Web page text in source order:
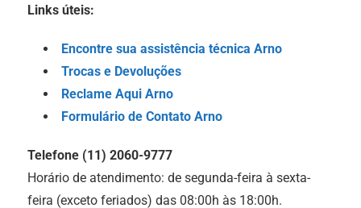
Links úteis:
Encontre sua assistência técnica Arno
Trocas e Devoluções
Reclame Aqui Arno
Formulário de Contato Arno
Telefone (11) 2060-9777
Horário de atendimento: de segunda-feira à sexta-
feira (exceto feriados) das 08:00h às 18:00h.